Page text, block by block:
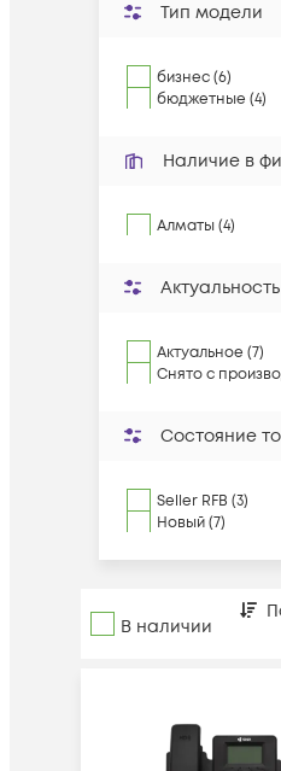
Тип модели
бизнес (6)
бюджетные (4)
Наличие в
Алматы (4)
Актуальное (7)
Снято с
Состояние
Seller RFB (3)
Новый (7)
В наличии